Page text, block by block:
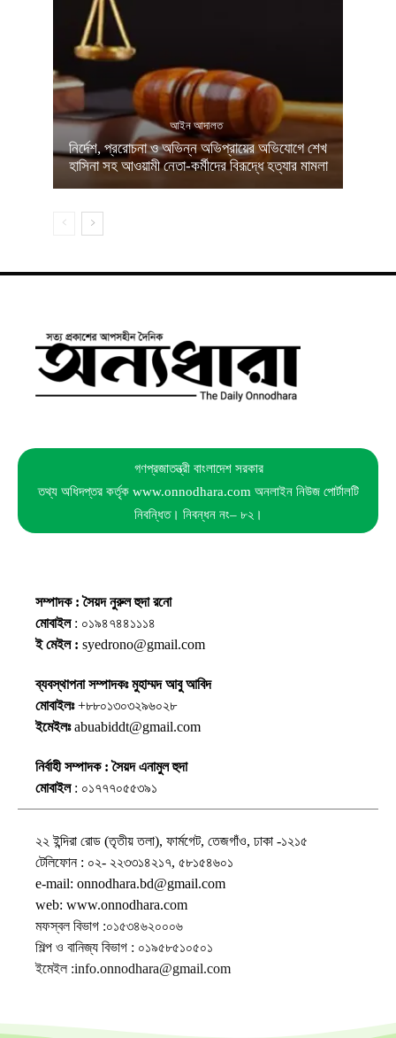
আইন আদালত
নির্দেশ, প্ররোচনা ও অভিন্ন অভিপ্রায়ের অভিযোগে শেখ
হাসিনা সহ আওয়ামী নেতা-কর্মীদের বিরূদ্ধে হত্যার মামলা
গণপ্রজাতন্ত্রী বাংলাদেশ সরকার
তথ্য অধিদপ্তর কর্তৃক www.onnodhara.com অনলাইন নিউজ পোর্টালটি
নিবন্ধিত। নিবন্ধন নং– ৮২।
সম্পাদক : সৈয়দ নুরুল হুদা রনো
মোবাইল: ০১৯৪৭৪৪১১১৪
ই মেইল : syedrono@gmail.com
ব্যবস্থাপনা সম্পাদকঃ মুহাম্মদ আবু আবিদ
মোবাইলঃ+৮৮০১৩০৩২৯৬০২৮
ইমেইলঃabuabiddt@gmail.com
নির্বাহী সম্পাদক : সৈয়দ এনামুল হুদা
মোবাইল: ০১৭৭৭০৫৫৩৯১
২২ ইন্দিরা রোড (তৃতীয় তলা), ফার্মগেট, তেজগাঁও, ঢাকা -১২১৫
টেলিফোন : ০২- ২২৩৩১৪২১৭, ৫৮১৫৪৬০১
e-mail: onnodhara.bd@gmail.com
web: www.onnodhara.com
মফস্বল বিভাগ :০১৫৩৪৬২০০০৬
শিল্প ও বানিজ্য বিভাগ : ০১৯৫৮৫১০৫০১
ইমেইল :info.onnodhara@gmail.com